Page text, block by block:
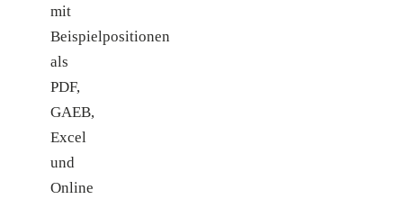
mit
Beispielpositionen
als
PDF,
GAEB,
Excel
und
Online